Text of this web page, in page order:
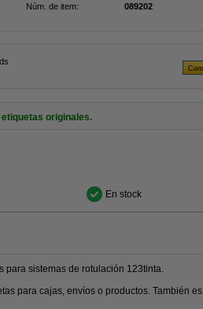
Núm. de item:
089202
originales.
En stock
para sistemas de rotulación 123tinta.
para cajas, envíos o productos. También es